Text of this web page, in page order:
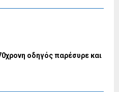
οδηγός παρέσυρε και